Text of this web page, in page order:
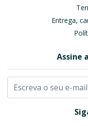
Entrega,
Assine